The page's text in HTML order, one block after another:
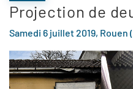
Projection de
Samedi 6 juillet 2019, Rouen